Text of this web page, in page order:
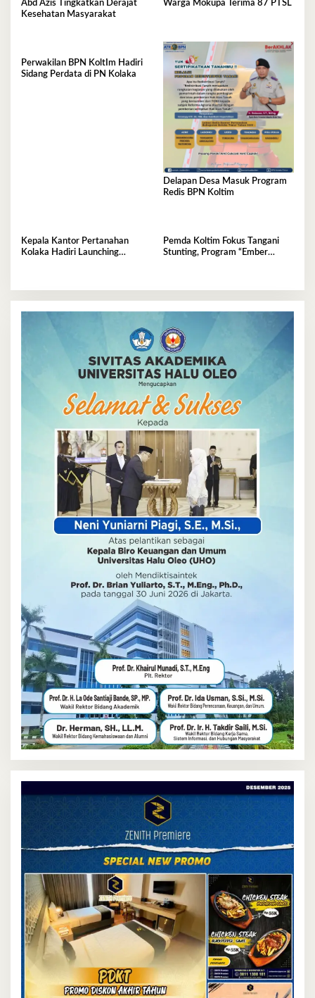
Abd Azis Tingkatkan Derajat
Kesehatan Masyarakat
Warga Mokupa Terima 87 PTSL
Perwakilan BPN KoltIm Hadiri
Sidang Perdata di PN Kolaka
Delapan Desa Masuk Program
Redis BPN Koltim
Kepala Kantor Pertanahan
Kolaka Hadiri Launching
Pemda Koltim Fokus Tangani
Stunting, Program “Ember